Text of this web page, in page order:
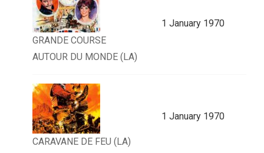
GRANDE COURSE
AUTOUR DU MONDE (LA)
1 January 1970
CARAVANE DE FEU (LA)
1 January 1970